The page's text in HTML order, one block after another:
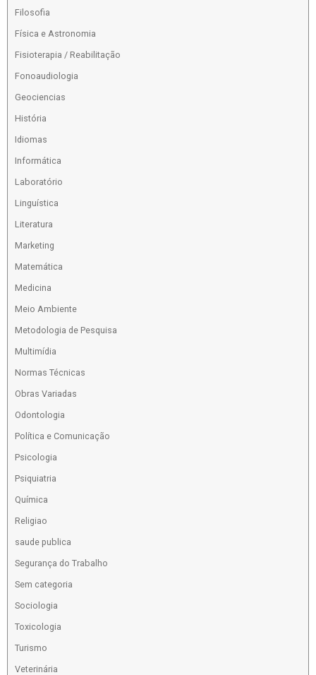
Filosofia
Física e Astronomia
Fisioterapia / Reabilitação
Fonoaudiologia
Geociencias
História
Idiomas
Informática
Laboratório
Linguística
Literatura
Marketing
Matemática
Medicina
Meio Ambiente
Metodologia de Pesquisa
Multimídia
Normas Técnicas
Obras Variadas
Odontologia
Política e Comunicação
Psicologia
Psiquiatria
Química
Religiao
saude publica
Segurança do Trabalho
Sem categoria
Sociologia
Toxicologia
Turismo
Veterinária